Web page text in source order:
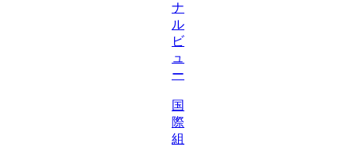
ナ
ル
ビ
ュ
ー
国
際
組